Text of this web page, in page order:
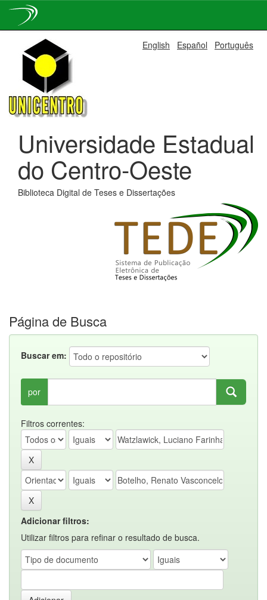
navigation
English Español Português
Universidade Estadual
do Centro-Oeste
Biblioteca Digital de Teses e Dissertações
Página de Busca
Buscar em:
por
Filtros correntes:
Adicionar filtros:
Utilizar filtros para refinar o resultado de busca.